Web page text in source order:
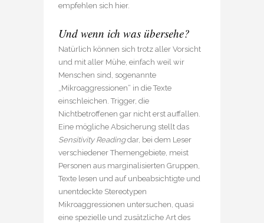
empfehlen sich hier.
Und wenn ich was übersehe?
Natürlich können sich trotz aller Vorsicht
und mit aller Mühe, einfach weil wir
Menschen sind, sogenannte
„Mikroaggressionen“ in die Texte
einschleichen. Trigger, die
Nichtbetroffenen gar nicht erst auffallen.
Eine mögliche Absicherung stellt das
Sensitivity Readingdar, bei dem Leser
verschiedener Themengebiete, meist
Personen aus marginalisierten Gruppen,
Texte lesen und auf unbeabsichtigte und
unentdeckte Stereotypen
Mikroaggressionen untersuchen, quasi
eine spezielle und zusätzliche Art des